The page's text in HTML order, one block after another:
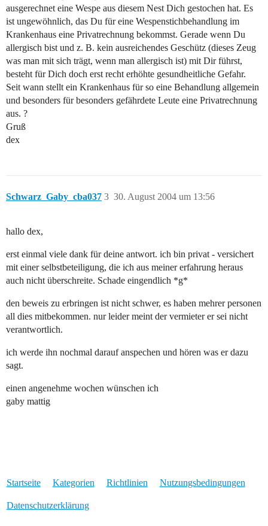
ausgerechnet eine Wespe aus diesem Nest Dich gestochen hat. Es
ist ungewöhnlich, das Du für eine Wespenstichbehandlung im
Krankenhaus eine Privatrechnung bekommst. Gerade wenn Du
allergisch bist und z. B. kein ausreichendes Geschütz (dieses Zeug
was man mit sich trägt, wenn man allergisch ist) mit Dir führst,
besteht für Dich doch erst recht erhöhte gesundheitliche Gefahr.
Seit wann stellt ein Krankenhaus für so eine Behandlung allgemein
und besonders für besonders gefährdete Leute eine Privatrechnung
aus. ?
Gruß
dex
Schwarz_Gaby_cba037 30. August 2004 um 13:56
3
hallo dex,
erst einmal viele dank für deine antwort. ich bin privat - versichert
mit einer selbstbeteiligung, die ich aus meiner erfahrung heraus
auch nicht überschreite. Schade eingendlich *g*
den beweis zu erbringen ist nicht schwer, es haben mehrer personen
all dies mitbekommen. nur leider meint der vermieter er sei nicht
verantwortlich.
ich werde ihn nochmal darauf anspechen und hören was er dazu
sagt.
einen angenehme wochen wünschen ich
gaby mattig
Startseite Kategorien Richtlinien Nutzungsbedingungen
Datenschutzerklärung